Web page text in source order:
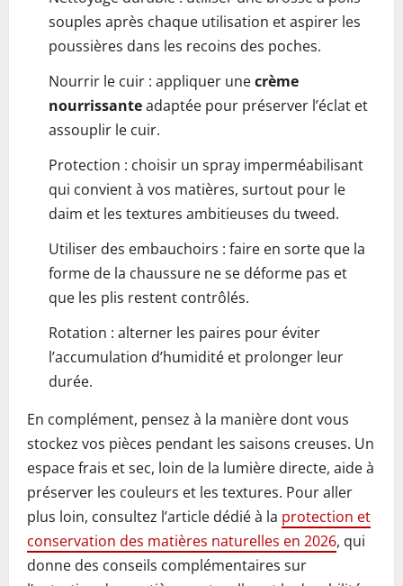
souples après chaque utilisation et aspirer les
poussières dans les recoins des poches.
Nourrir le cuir : appliquer unecrème
nourrissanteadaptée pour préserver l’éclat et
assouplir le cuir.
Protection : choisir un spray imperméabilisant
qui convient à vos matières, surtout pour le
daim et les textures ambitieuses du tweed.
Utiliser des embauchoirs : faire en sorte que la
forme de la chaussure ne se déforme pas et
que les plis restent contrôlés.
Rotation : alterner les paires pour éviter
l’accumulation d’humidité et prolonger leur
durée.
En complément, pensez à la manière dont vous
stockez vos pièces pendant les saisons creuses. Un
espace frais et sec, loin de la lumière directe, aide à
préserver les couleurs et les textures. Pour aller
plus loin, consultez l’article dédié à la protection et
conservation des matières naturelles en 2026, qui
donne des conseils complémentaires sur